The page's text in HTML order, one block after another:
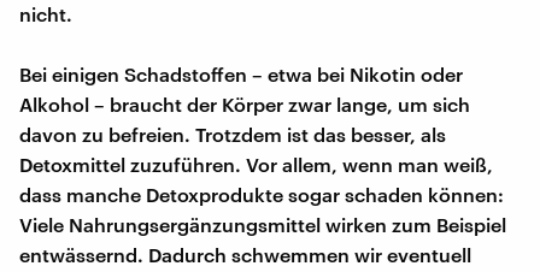
nicht.
Bei einigen Schadstoffen – etwa bei Nikotin oder
Alkohol – braucht der Körper zwar lange, um sich
davon zu befreien. Trotzdem ist das besser, als
Detoxmittel zuzuführen. Vor allem, wenn man weiß,
dass manche Detoxprodukte sogar schaden können:
Viele Nahrungsergänzungsmittel wirken zum Beispiel
entwässernd. Dadurch schwemmen wir eventuell